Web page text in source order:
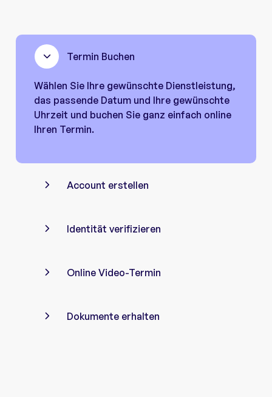
Termin Buchen
Wählen Sie Ihre gewünschte Dienstleistung,
das passende Datum und Ihre gewünschte
Uhrzeit und buchen Sie ganz einfach online
Ihren Termin.
Account erstellen
Identität verifizieren
Online Video-Termin
Dokumente erhalten